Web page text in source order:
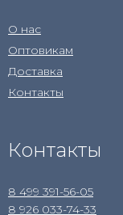
О нас
Оптовикам
Доставка
Контакты
Контакты
8 499 391-56-05
8 926 033-74-33